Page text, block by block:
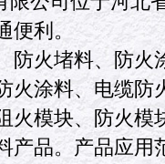
便利。
火堵料、防火
火涂料、电缆防
火模块、防火模
产品。产品应用